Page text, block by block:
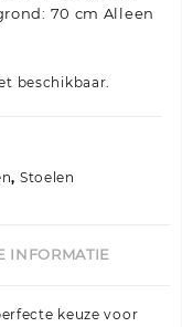
70 cm Alleen
beschikbaar.
, Stoelen
INFORMATIE
keuze voor